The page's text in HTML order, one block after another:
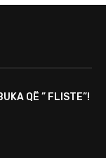
QË ” FLISTE”!